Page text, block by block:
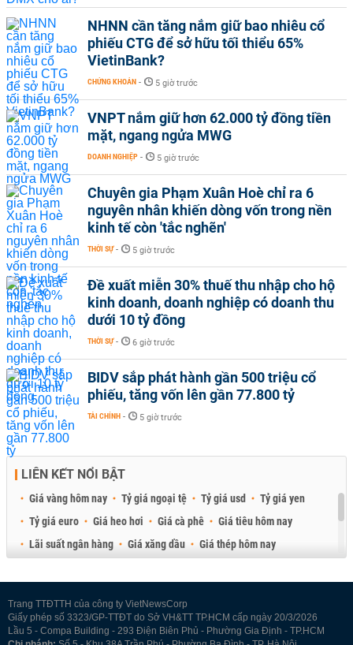
NHNN cần tăng nắm giữ bao nhiêu cổ
phiếu CTG để sở hữu tối thiểu 65%
VietinBank?
CHỨNG KHOÁN - 5 giờ trước
VNPT nắm giữ hơn 62.000 tỷ đồng tiền
mặt, ngang ngửa MWG
DOANH NGHIỆP - 5 giờ trước
Chuyên gia Phạm Xuân Hoè chỉ ra 6
nguyên nhân khiến dòng vốn trong nền
kinh tế còn 'tắc nghẽn'
THỜI SỰ - 5 giờ trước
Đề xuất miễn 30% thuế thu nhập cho hộ
kinh doanh, doanh nghiệp có doanh thu
dưới 10 tỷ đồng
THỜI SỰ - 6 giờ trước
BIDV sắp phát hành gần 500 triệu cổ
phiếu, tăng vốn lên gần 77.800 tỷ
TÀI CHÍNH - 5 giờ trước
LIÊN KẾT NỔI BẬT
Giá vàng hôm nay Tỷ giá ngoại tệ Tỷ giá usd
Tỷ giá yen
Tỷ giá euro
Giá heo hơi Giá cà phê
Giá tiêu hôm nay
Lãi suất ngân hàng
Giá xăng dầu
Giá thép hôm nay
Trang TTĐTTH của công ty VietNewsCorp
Giấy phép số 3323/GP-TTĐT do Sở VH&TT TP.HCM cấp ngày 20/3/2026
Lầu 5 - Compa Building - 293 Điện Biên Phủ - Phường Gia Định - TP.HCM